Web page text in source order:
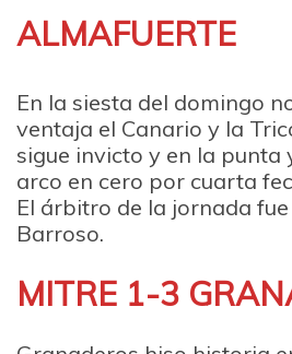
ALMAFUERTE
En la siesta del domingo
ventaja el Canario y la
sigue invicto y en la punta
arco en cero por cuarta
El árbitro de la jornada
Barroso.
MITRE 1-3